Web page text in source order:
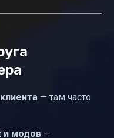
— там часто
и модов —